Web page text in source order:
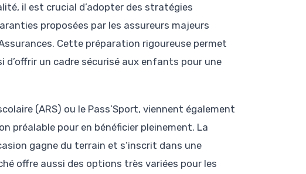
il est crucial d’adopter des stratégies
proposées par les assureurs majeurs
Assurances. Cette préparation rigoureuse permet
un cadre sécurisé aux enfants pour une
(ARS) ou le Pass’Sport, viennent également
préalable pour en bénéficier pleinement. La
gagne du terrain et s’inscrit dans une
offre aussi des options très variées pour les